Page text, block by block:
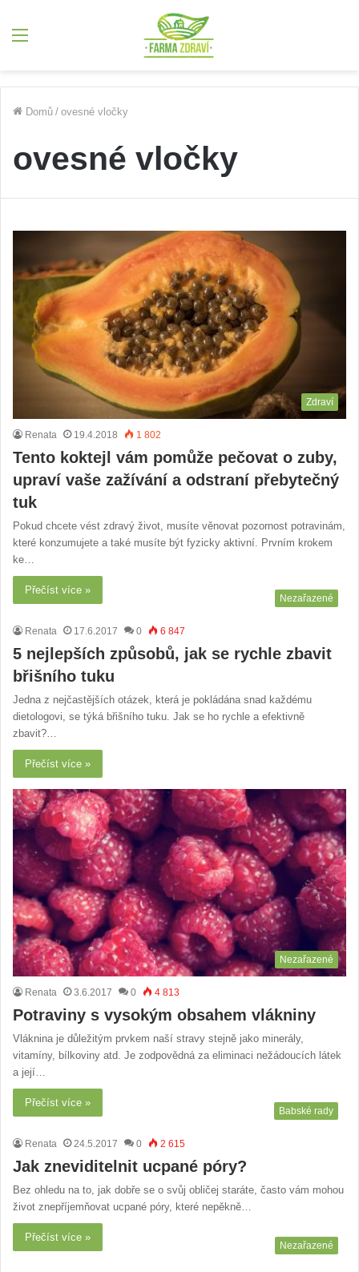
Domů / ovesné vločky
ovesné vločky
Zdraví
Renata 19.4.2018 1 802
Tento koktejl vám pomůže pečovat o zuby,
upraví vaše zažívání a odstraní přebytečný
tuk
Pokud chcete vést zdravý život, musíte věnovat pozornost potravinám,
které konzumujete a také musíte být fyzicky aktivní. Prvním krokem
ke…
Přečíst více »
Nezařazené
Renata 17.6.2017 0 6 847
5 nejlepších způsobů, jak se rychle zbavit
břišního tuku
Jedna z nejčastějších otázek, která je pokládána snad každému
dietologovi, se týká břišního tuku. Jak se ho rychle a efektivně
zbavit?…
Přečíst více »
Nezařazené
Renata 3.6.2017 0 4 813
Potraviny s vysokým obsahem vlákniny
Vláknina je důležitým prvkem naší stravy stejně jako minerály,
vitamíny, bílkoviny atd. Je zodpovědná za eliminaci nežádoucích látek
a její…
Přečíst více »
Babské rady
Renata 24.5.2017 0 2 615
Jak zneviditelnit ucpané póry?
Bez ohledu na to, jak dobře se o svůj obličej staráte, často vám mohou
život znepříjemňovat ucpané póry, které nepěkně…
Přečíst více »
Nezařazené